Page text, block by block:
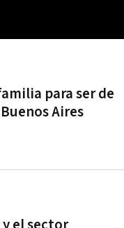
para ser de
Aires